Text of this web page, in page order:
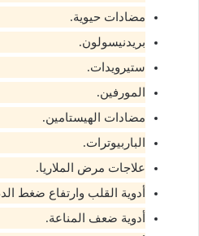
مضادات حيوية.
بريدنيسولون.
ستيرويدات.
المورفين.
مضادات الهيستامين.
الباربيوترات.
علاجات مرض الملاريا.
أدوية القلب وارتفاع ضغط
أدوية ضعف المناعة.